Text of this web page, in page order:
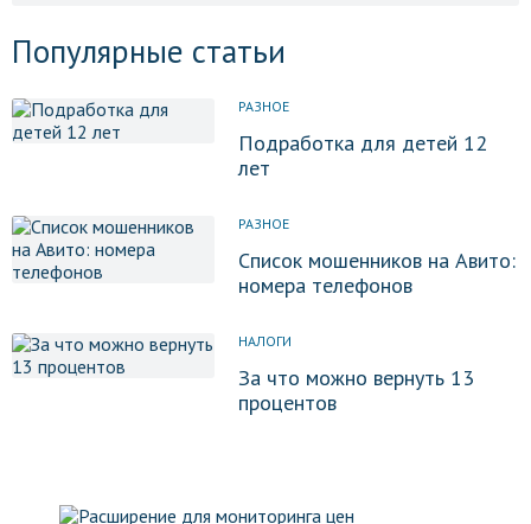
Популярные статьи
РАЗНОЕ
Подработка для детей 12
лет
РАЗНОЕ
Список мошенников на Авито:
номера телефонов
НАЛОГИ
За что можно вернуть 13
процентов